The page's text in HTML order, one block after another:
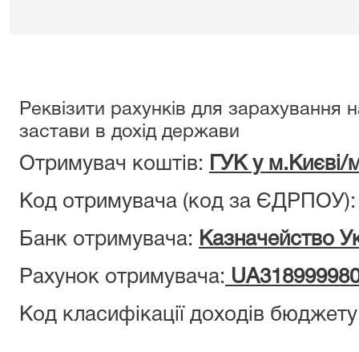
Реквізити рахунків для зарахування
застави в дохід держави
Отримувач коштів:
ГУК у м.Києві/
Код отримувача (код за
Банк отримувача: Казначейство
Рахунок отримувача:
Код класифікації доходів